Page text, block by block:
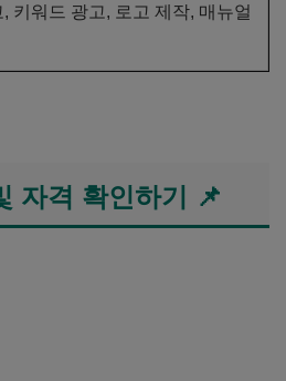
키워드 광고, 로고 제작, 매뉴얼
자격 확인하기 📌